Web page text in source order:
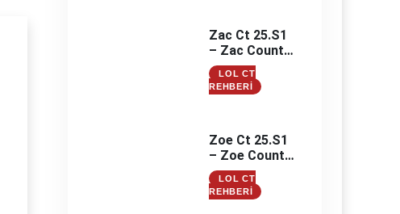
Zac Ct 25.S1
– Zac Counter
– Zac
Counterleri
LOL CT
REHBERI
Zoe Ct 25.S1
– Zoe Counter
– Zoe
Counterleri
LOL CT
REHBERI